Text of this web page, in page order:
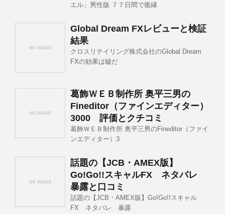
エル」男性版 ７７日間で復縁
Global Dream FXレビューと検証
結果
クロスリテイリング株式会社のGlobal Dream
FXの効果は嘘だ
葛飾ＷＥＢ制作所 奥平三男の
Fineditor（ファインエディター）
3000 評価とクチコミ
葛飾ＷＥＢ制作所 奥平三男のFineditor（ファイ
ンエディター）3
話題の【JCB・AMEX版】
Go!Go!!スキャルFX ネタバレ
暴露と口コミ
話題の【JCB・AMEX版】Go!Go!!スキャル
FX ネタバレ 暴露